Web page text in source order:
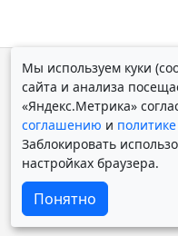
Мы используем куки
сайта и анализа
«Яндекс.Метрика»
соглашению и
Заблокировать
настройках браузера.
Понятно
© Дмитрий
Powered byYii